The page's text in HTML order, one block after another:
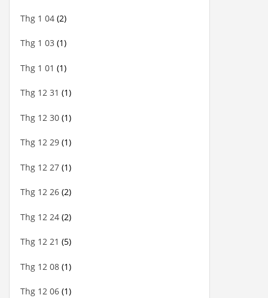
Thg 1 04 (2)
Thg 1 03 (1)
Thg 1 01 (1)
Thg 12 31 (1)
Thg 12 30 (1)
Thg 12 29 (1)
Thg 12 27 (1)
Thg 12 26 (2)
Thg 12 24 (2)
Thg 12 21 (5)
Thg 12 08 (1)
Thg 12 06 (1)